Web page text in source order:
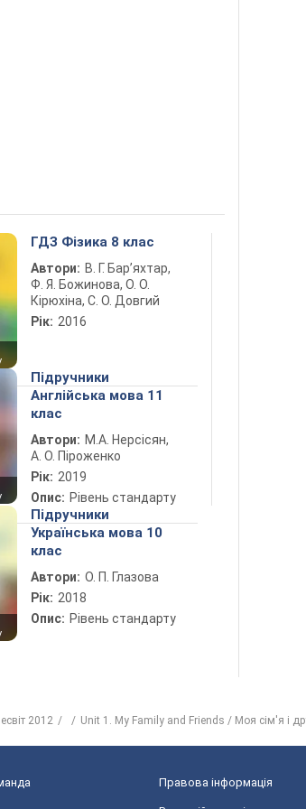
ГДЗ Фізика 8 клас
Автори: В. Г. Бар’яхтар,
Ф. Я. Божинова, О. О.
Кірюхіна, С. О. Довгий
Рік: 2016
Підручники
Англійська мова 11
клас
Автори: М.А. Нерсісян,
А. О. Піроженко
Рік: 2019
Опис: Рівень стандарту
Підручники
Українська мова 10
клас
Автори: О. П. Глазова
Рік: 2018
Опис: Рівень стандарту
2012 Unit 1. My Family and Friends / Моя сім'я і
Правова інформація